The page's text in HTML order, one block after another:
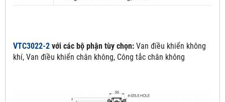
VTC3022-2 với các bộ phận tùy chọn: Van điều khiển không
khí, Van điều khiển chân không, Công tắc chân không